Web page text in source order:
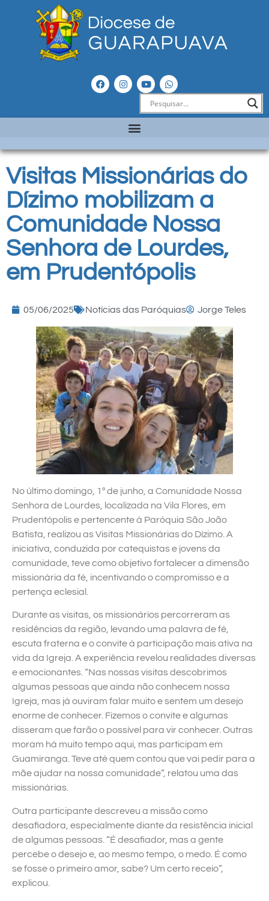
Visitas Missionárias do
Dízimo mobilizam a
Comunidade Nossa
Senhora de Lourdes,
em Prudentópolis
05/06/2025 Notícias das Paróquias Jorge Teles
No último domingo, 1º de junho, a Comunidade Nossa
Senhora de Lourdes, localizada na Vila Flores, em
Prudentópolis e pertencente à Paróquia São João
Batista, realizou as Visitas Missionárias do Dízimo. A
iniciativa, conduzida por catequistas e jovens da
comunidade, teve como objetivo fortalecer a dimensão
missionária da fé, incentivando o compromisso e a
pertença eclesial.
Durante as visitas, os missionários percorreram as
residências da região, levando uma palavra de fé,
escuta fraterna e o convite à participação mais ativa na
vida da Igreja. A experiência revelou realidades diversas
e emocionantes. “Nas nossas visitas descobrimos
algumas pessoas que ainda não conhecem nossa
Igreja, mas já ouviram falar muito e sentem um desejo
enorme de conhecer. Fizemos o convite e algumas
disseram que farão o possível para vir conhecer. Outras
moram há muito tempo aqui, mas participam em
Guamiranga. Teve até quem contou que vai pedir para a
mãe ajudar na nossa comunidade”, relatou uma das
missionárias.
Outra participante descreveu a missão como
desafiadora, especialmente diante da resistência inicial
de algumas pessoas. “É desafiador, mas a gente
percebe o desejo e, ao mesmo tempo, o medo. É como
se fosse o primeiro amor, sabe? Um certo receio”,
explicou.